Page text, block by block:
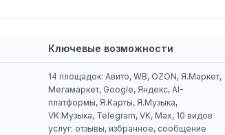
Ключевые возможности
14 площадок: Авито, WB, OZON, Я.Маркет,
Мегамаркет, Google, Яндекс, AI-
платформы, Я.Карты, Я.Музыка,
VK.Музыка, Telegram, VK, Max, 10 видов
услуг: отзывы, избранное, сообщение